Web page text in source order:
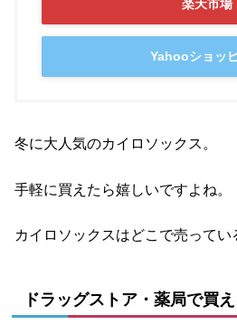
楽天市場
Yahooショッ
冬に大人気のカイロソックス。
手軽に買えたら嬉しいですよね。
カイロソックスはどこで売ってい
ドラッグストア・薬局で買